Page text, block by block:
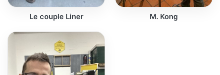
Le couple Liner M. Kong